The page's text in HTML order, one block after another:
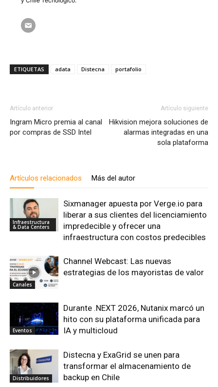
ETIQUETAS adata Distecna portafolio
Artículo anterior
Ingram Micro premia al canal
por compras de SSD Intel
Artículo siguiente
Hikvision mejora soluciones de
alarmas integradas en una
sola plataforma
Artículos relacionados Más del autor
Infraestructura
& Data Centers
Sixmanager apuesta por Verge.io para
liberar a sus clientes del licenciamiento
impredecible y ofrecer una
infraestructura con costos predecibles
Canales
Channel Webcast: Las nuevas
estrategias de los mayoristas de valor
Eventos
Durante .NEXT 2026, Nutanix marcó un
hito con su plataforma unificada para
IA y multicloud
Distribuidores
Distecna y ExaGrid se unen para
transformar el almacenamiento de
backup en Chile